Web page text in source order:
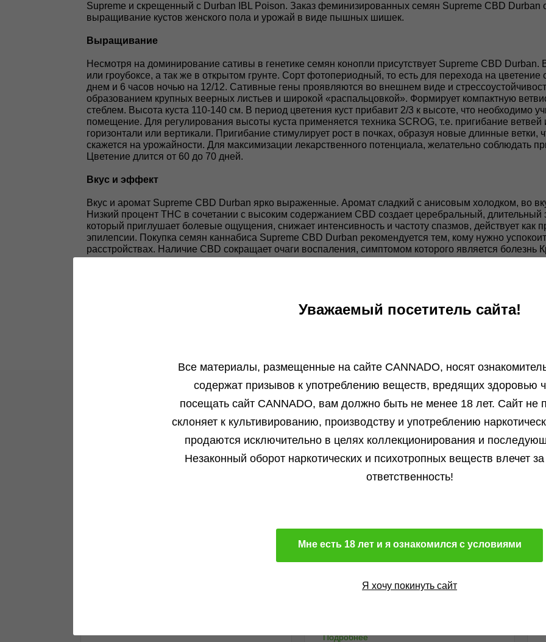
Supreme и скрещенный с Durban IBL Poison. Заказ феминизированных семян Supreme CBD Durban
выращивание кустов женского пола и урожай в виде пышных шишек.
Выращивание
Несмотря на доминирование сативы в генетике семян конопли присутствует Supreme CBD
или гроубоксе, а так же в открытом грунте. Сорт фотопериодный, то есть для перехода на
днем и 6 часов ночью на 12/12. Сативные гены проявляются во внешнем виде и
образованием крупных веерных листьев и широкой «распальцовкой». Формирует компактную
стеблем. Высота куста 110-140 см. В период цветения куст прибавит 2/3 к высоте, что необходимо
помещение. Для регулирования высоты куста применяется техника SCROG, т.е. пригибание ветвей
горизонтали или вертикали. Пригибание стимулирует рост в почках, образуя новые длинные
скажется на урожайности. Для максимизации лекарственного потенциала, желательно соблюдать
Цветение длится от 60 до 70 дней.
Вкус и эффект
Вкус и аромат Supreme CBD Durban ярко выраженные. Аромат сладкий с анисовым холодком, во
Низкий процент THC в сочетании с высоким содержанием CBD создает церебральный,
который приглушает болевые ощущения, снижает интенсивность и частоту спазмов, действует как
эпилепсии. Покупка семян каннабиса Supreme CBD Durban рекомендуется тем, кому нужно
расстройствах. Наличие CBD сокращает очаги воспаления, симптомом которого является болезнь
раздраженного кишечника.
Новости и акции
Все самое интересное в одном месте
Отзывы
Алексей от 13.01.2026
Всё круто, получил что хотел. Всем...
Михаил от 15.12.2025
Подробнее
Уважаемый посетитель сайта!
Все материалы, размещенные на сайте СANNADO, носят
содержат призывов к употреблению веществ, вредящих здоровью
посещать сайт CANNADO, вам должно быть не менее 18 лет. Сайт не
склоняет к культивированию, производству и употреблению
продаются исключительно в целях коллекционирования и
Незаконный оборот наркотических и психотропных веществ влечет
ответственность!
Мне есть 18 лет и я ознакомился с условиями
Я хочу покинуть сайт